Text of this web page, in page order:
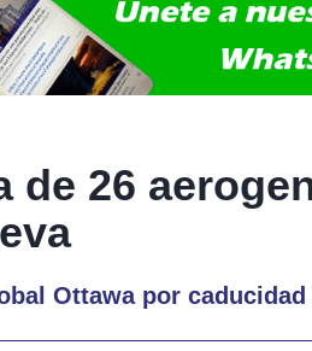
de 26
Ottawa por